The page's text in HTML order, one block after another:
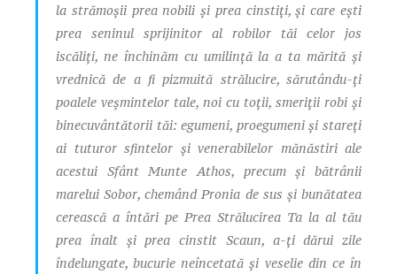
la strămoşii prea nobili şi prea cinstiţi, şi care eşti
prea seninul sprijinitor al robilor tăi celor jos
iscăliţi, ne închinăm cu umilinţă la a ta mărită şi
vrednică de a fi pizmuită strălucire, sărutându-ţi
poalele veşmintelor tale, noi cu toţii, smeriţii robi şi
binecuvântătorii tăi: egumeni, proegumeni şi stareţi
ai tuturor sfintelor şi venerabilelor mănăstiri ale
acestui Sfânt Munte Athos, precum şi bătrânii
marelui Sobor, chemând Pronia de sus şi bunătatea
cerească a întări pe Prea Strălucirea Ta la al tău
prea înalt şi prea cinstit Scaun, a-ţi dărui zile
îndelungate, bucurie neîncetată şi veselie din ce în